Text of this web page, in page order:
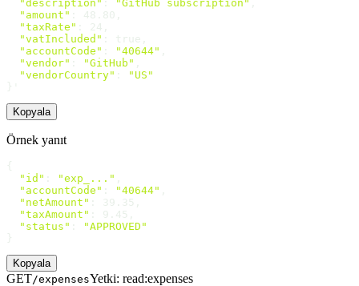
"description"
"GitHub subscription"
"amount"
"taxRate"
"vatIncluded"
"accountCode"
"40644"
"vendor"
"GitHub"
"vendorCountry"
"US"
Kopyala
Örnek yanıt
"id"
"exp_..."
"accountCode"
"40644"
"netAmount"
"taxAmount"
"status"
"APPROVED"
Kopyala
GET/expensesYetki: read:expenses